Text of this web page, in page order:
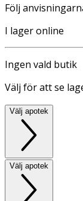
Följ
I lager online
Ingen vald butik
Välj för att se
Välj apotek
Välj apotek